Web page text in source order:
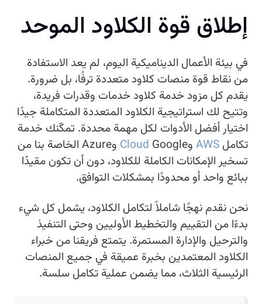
إطلق قوة الكلود الموحد
في بيئة الأعمال الديناميكية اليوم، لم يعد الاستفادة
من نقاط قوة منصات كلاود متعددة ترفًا، بل ضرورة.
يقدم كل مزود خدمة كلاود خدمات وقدرات فريدة،
وتتيح لك استراتيجية الكلاود المتعددة المتكاملة جيدًا
اختيار أفضل الأدوات لكل مهمة محددة. تمكّنك خدمة
تكامل AWS وGoogle Cloud
وAzure الخاصة بنا من
تسخير الإمكانات الكاملة للكلاود، دون أن تكون مقيدًا
ببائع واحد أو محدودًا بمشكلات التوافق.
نحن نقدم نهجًا شاملاً لتكامل الكلاود، يشمل كل شيء
بدءًا من التقييم والتخطيط الأوليين وحتى التنفيذ
والترحيل والإدارة المستمرة. يتمتع فريقنا من خبراء
الكلاود المعتمدين بخبرة عميقة في جميع المنصات
الرئيسية الثلاث، مما يضمن عملية تكامل سلسة.